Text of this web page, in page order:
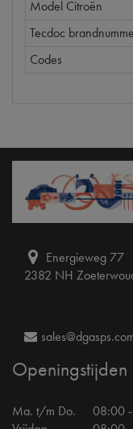
Model Citroën
Tecdoc
Codes
Energieweg 77
2382 NH
Openingstijden
Ma. t/m Do.
08:00